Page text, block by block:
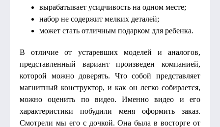
вырабатывает усидчивость на одном месте;
набор не содержит мелких деталей;
может стать отличным подарком для ребенка.
В отличие от устаревших моделей и аналогов,
представленный вариант произведен компанией,
которой можно доверять. Что собой представляет
магнитный конструктор, и как он легко собирается,
можно оценить по видео. Именно видео и его
характеристики побудили меня оформить заказ.
Смотрели мы его с дочкой. Она была в восторге от